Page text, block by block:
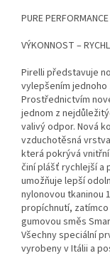
PURE PERFORMANCE
VÝKONNOST –
Pirelli představuje
vylepšením jednoho
Prostřednictvím
jednom z
valivý odpor. Nová
vzduchotěsná
která pokrývá
činí plášť rychlejší a
umožňuje lepší
nylonovou tkaninou
propíchnutí,
gumovou směs
Všechny speciální
vyrobeny v Itálii a